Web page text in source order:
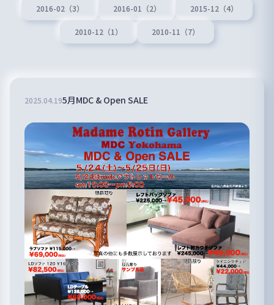
2016-02（3） 2016-01（2） 2015-12（4）
2010-12（1） 2010-11（7）
2025.04.195月MDC & Open SALE